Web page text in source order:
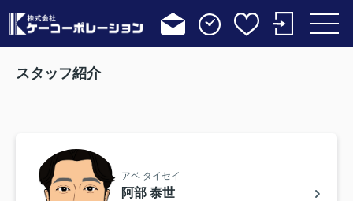
スタッフ紹介
アベ タイセイ
阿部 泰世